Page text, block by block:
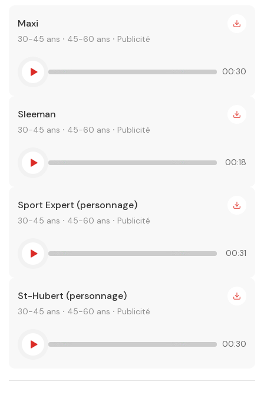
Maxi
30-45 ans ⸱ 45-60 ans ⸱ Publicité
00:30
Sleeman
30-45 ans ⸱ 45-60 ans ⸱ Publicité
00:18
Sport Expert (personnage)
30-45 ans ⸱ 45-60 ans ⸱ Publicité
00:31
St-Hubert (personnage)
30-45 ans ⸱ 45-60 ans ⸱ Publicité
00:30